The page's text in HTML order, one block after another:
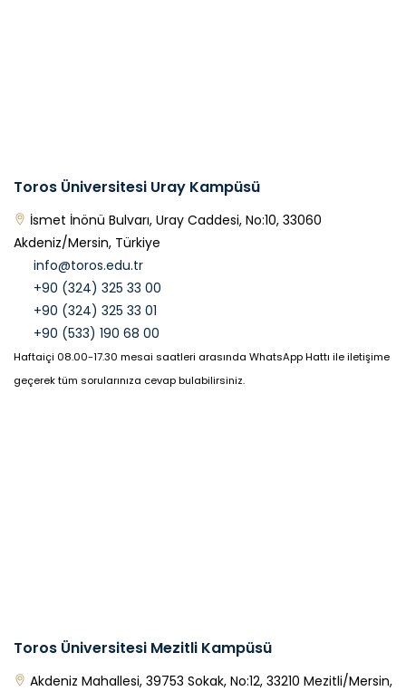
Toros Üniversitesi Uray Kampüsü
İsmet İnönü Bulvarı, Uray Caddesi, No:10, 33060
Akdeniz/Mersin, Türkiye
info@toros.edu.tr
+90 (324) 325 33 00
+90 (324) 325 33 01
+90 (533) 190 68 00
Haftaiçi 08.00-17.30 mesai saatleri arasında WhatsApp Hattı ile iletişime
geçerek tüm sorularınıza cevap bulabilirsiniz.
Toros Üniversitesi Mezitli Kampüsü
Akdeniz Mahallesi, 39753 Sokak, No:12, 33210 Mezitli/Mersin,